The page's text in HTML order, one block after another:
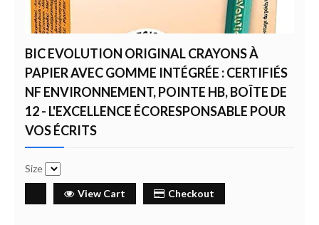
BIC EVOLUTION ORIGINAL CRAYONS À
PAPIER AVEC GOMME INTÉGRÉE : CERTIFIÉS
NF ENVIRONNEMENT, POINTE HB, BOÎTE DE
12 - L'EXCELLENCE ÉCORESPONSABLE POUR
VOS ÉCRITS
Size
View Cart Checkout